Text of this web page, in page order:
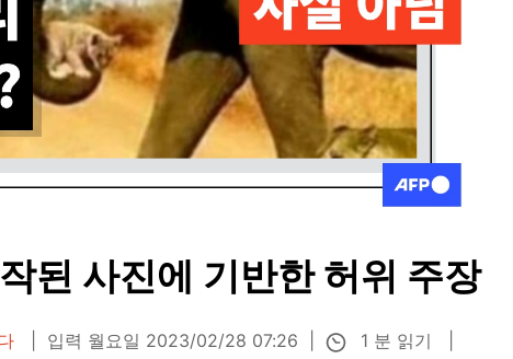
된 사진에 기반한 허위 주장
입력 월요일 2023/02/28 07:26
1 분 읽기